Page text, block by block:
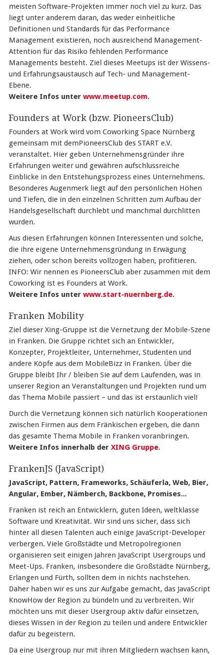
meisten Software-Projekten immer noch viel zu kurz. Das
liegt unter anderem daran, das weder einheitliche
Definitionen und Standards für das Performance
Management existieren, noch ausreichend Management-
Attention für das Risiko fehlenden Performance
Managements besteht. Ziel dieses Meetups ist der Wissens-
und Erfahrungsaustausch auf Tech- und Management-
Ebene.
Weitere Infos unter www.meetup.com.
Founders at Work (bzw. PioneersClub)
Founders at Work wird vom Coworking Space Nürnberg
gemeinsam mit demPioneersClub des START e.V.
veranstaltet. Hier geben Unternehmensgründer ihre
Erfahrungen weiter und gewähren aufschlussreiche
Einblicke in den Entstehungsprozess eines Unternehmens.
Besonderes Augenmerk liegt auf den persönlichen Höhen
und Tiefen, die in den einzelnen Schritten zum Aufbau der
Handelsgesellschaft durchlebt und manchmal durchlitten
wurden.
Aus diesen Erfahrungen können Interessenten und solche,
die ihre eigene Unternehmensgründung in Erwägung
ziehen, oder schon bereits vollzogen haben, profitieren.
INFO: Wir nennen es PioneersClub aber zusammen mit dem
Coworking ist es Founders at Work.
Weitere Infos unter www.start-nuernberg.de.
Franken Mobility
Ziel dieser Xing-Gruppe ist die Vernetzung der Mobile-Szene
in Franken. Die Gruppe richtet sich an Entwickler,
Konzepter, Projektleiter, Unternehmer, Studenten und
andere Köpfe aus dem MobileBizz in Franken. Über die
Gruppe bleibt Ihr / bleiben Sie auf dem Laufenden, was in
unserer Region an Veranstaltungen und Projekten rund um
das Thema Mobile passiert – und das ist erstaunlich viel!
Durch die Vernetzung können sich natürlich Kooperationen
zwischen Firmen aus dem Fränkischen ergeben, die dann
das gesamte Thema Mobile in Franken voranbringen.
Weitere Infos innerhalb der XING Gruppe.
FrankenJS (JavaScript)
JavaScript, Pattern, Frameworks, Schäuferla, Web, Bier,
Angular, Ember, Nämberch, Backbone, Promises...
Franken ist reich an Entwicklern, guten Ideen, weltklasse
Software und Kreativität. Wir sind uns sicher, dass sich
hinter all diesen Talenten auch einige JavaScript-Developer
verbergen. Viele Großstädte und Metropolregionen
organisieren seit einigen Jahren JavaScript Usergroups und
Meet-Ups. Franken, insbesondere die Großstädte Nürnberg,
Erlangen und Fürth, sollten dem in nichts nachstehen.
Daher haben wir es uns zur Aufgabe gemacht, das JavaScript
KnowHow der Region zu bündeln und zu verbreiten. Wir
möchten uns mit dieser Usergroup aktiv dafür einsetzen,
dieses Wissen in der Region zu teilen und andere Entwickler
dafür zu begeistern.
Da eine Usergroup nur mit ihren Mitgliedern wachsen kann,